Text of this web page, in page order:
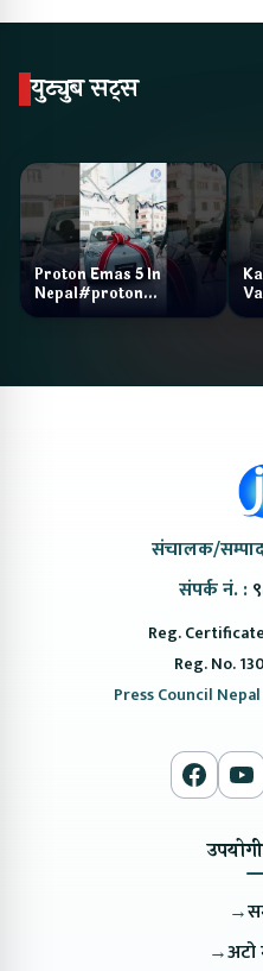
युट्युब सट्स
Proton Emas 5 In
Nepal#proton
संचालक/
संपर्क नं. :
Reg.
Reg. No.
Press Council
→
→अटो